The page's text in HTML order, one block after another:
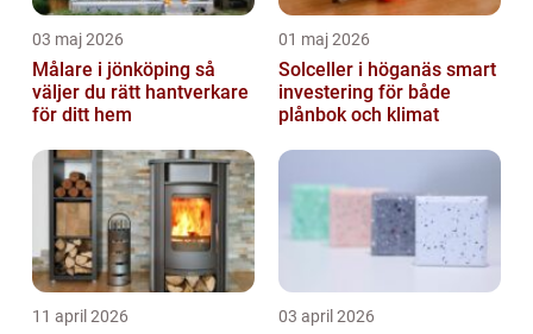
03 maj 2026
Målare i jönköping så
väljer du rätt hantverkare
för ditt hem
01 maj 2026
Solceller i höganäs smart
investering för både
plånbok och klimat
11 april 2026 03 april 2026